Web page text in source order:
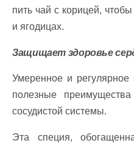
пить чай с корицей,
и ягодицах.
Защищает здоровье
Умеренное и регулярное
полезные
сосудистой системы.
Эта специя,